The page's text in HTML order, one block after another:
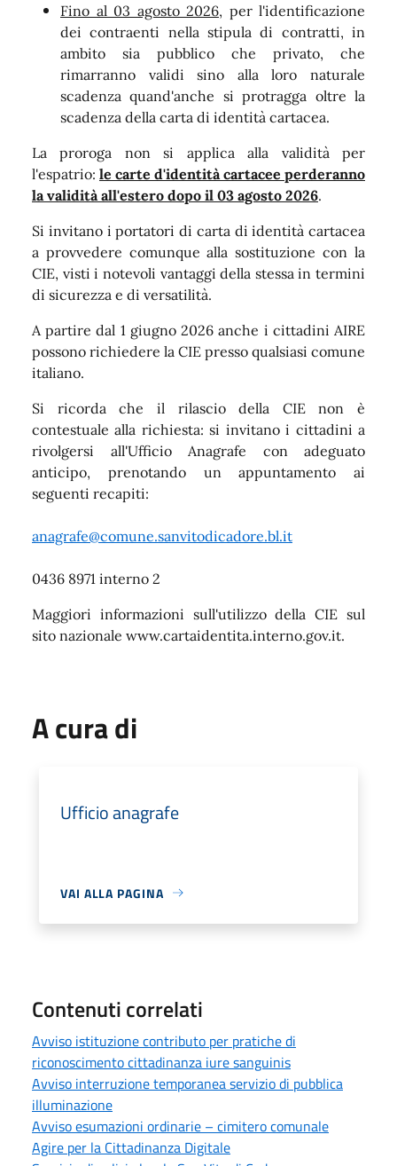
Fino al 03 agosto 2026, per l'identificazione
dei contraenti nella stipula di contratti, in
ambito sia pubblico che privato, che
rimarranno validi sino alla loro naturale
scadenza quand'anche si protragga oltre la
scadenza della carta di identità cartacea.
La proroga non si applica alla validità per
l'espatrio: le carte d'identità cartacee perderanno
la validità all'estero dopo il 03 agosto 2026.
Si invitano i portatori di carta di identità cartacea
a provvedere comunque alla sostituzione con la
CIE, visti i notevoli vantaggi della stessa in termini
di sicurezza e di versatilità.
A partire dal 1 giugno 2026 anche i cittadini AIRE
possono richiedere la CIE presso qualsiasi comune
italiano.
Si ricorda che il rilascio della CIE non è
contestuale alla richiesta: si invitano i cittadini a
rivolgersi all'Ufficio Anagrafe con adeguato
anticipo, prenotando un appuntamento ai
seguenti recapiti:
anagrafe@comune.sanvitodicadore.bl.it
0436 8971 interno 2
Maggiori informazioni sull'utilizzo della CIE sul
sito nazionale www.cartaidentita.interno.gov.it.
A cura di
Ufficio anagrafe
VAI ALLA PAGINA
Contenuti correlati
Avviso istituzione contributo per pratiche di
riconoscimento cittadinanza iure sanguinis
Avviso interruzione temporanea servizio di pubblica
illuminazione
Avviso esumazioni ordinarie – cimitero comunale
Agire per la Cittadinanza Digitale